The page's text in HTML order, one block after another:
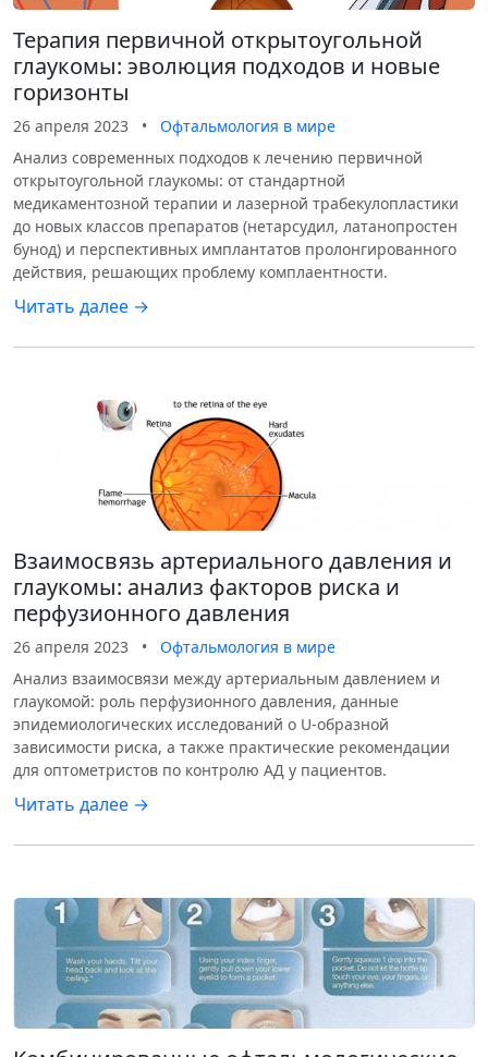
Терапия первичной открытоугольной
глаукомы: эволюция подходов и новые
горизонты
26 апреля 2023 •
Офтальмология в мире
Анализ современных подходов к лечению первичной
открытоугольной глаукомы: от стандартной
медикаментозной терапии и лазерной трабекулопластики
до новых классов препаратов (нетарсудил, латанопростен
бунод) и перспективных имплантатов пролонгированного
действия, решающих проблему комплаентности.
Читать далее →
Взаимосвязь артериального давления и
глаукомы: анализ факторов риска и
перфузионного давления
26 апреля 2023 •
Офтальмология в мире
Анализ взаимосвязи между артериальным давлением и
глаукомой: роль перфузионного давления, данные
эпидемиологических исследований о U-образной
зависимости риска, а также практические рекомендации
для оптометристов по контролю АД у пациентов.
Читать далее →